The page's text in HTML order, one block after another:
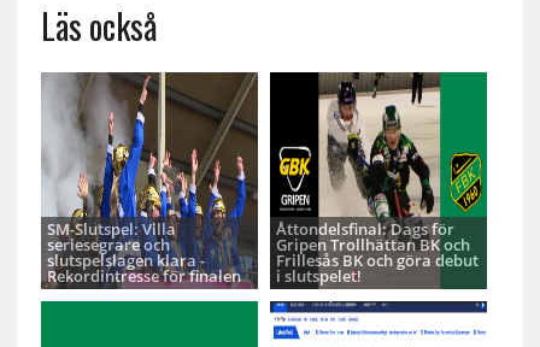
Läs också
SM-Slutspel: Villa
seriesegrare och
slutspelslagen klara -
Rekordintresse för finalen
Åttondelsfinal: Dags för
Gripen Trollhättan BK och
Frillesås BK och göra debut
i slutspelet!